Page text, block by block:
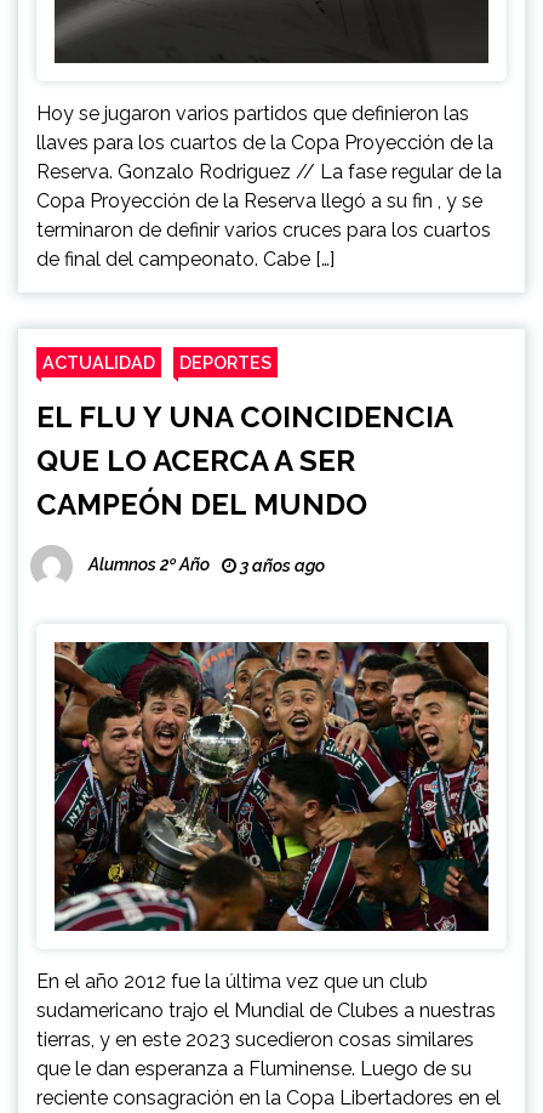
Hoy se jugaron varios partidos que definieron las
llaves para los cuartos de la Copa Proyección de la
Reserva. Gonzalo Rodriguez // La fase regular de la
Copa Proyección de la Reserva llegó a su fin , y se
terminaron de definir varios cruces para los cuartos
de final del campeonato. Cabe […]
ACTUALIDAD DEPORTES
EL FLU Y UNA COINCIDENCIA
QUE LO ACERCA A SER
CAMPEÓN DEL MUNDO
Alumnos 2º Año 3 años ago
En el año 2012 fue la última vez que un club
sudamericano trajo el Mundial de Clubes a nuestras
tierras, y en este 2023 sucedieron cosas similares
que le dan esperanza a Fluminense. Luego de su
reciente consagración en la Copa Libertadores en el